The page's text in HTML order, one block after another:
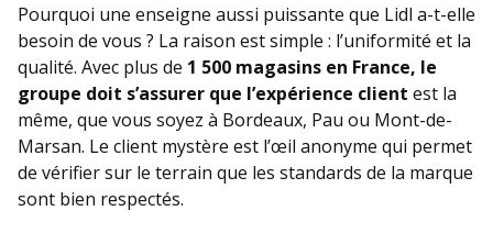
Pourquoi une enseigne aussi puissante que Lidl a-t-elle
besoin de vous ? La raison est simple : l’uniformité et la
qualité. Avec plus de 1 500 magasins en France, le
groupe doit s’assurer que l’expérience client est la
même, que vous soyez à Bordeaux, Pau ou Mont-de-
Marsan. Le client mystère est l’œil anonyme qui permet
de vérifier sur le terrain que les standards de la marque
sont bien respectés.